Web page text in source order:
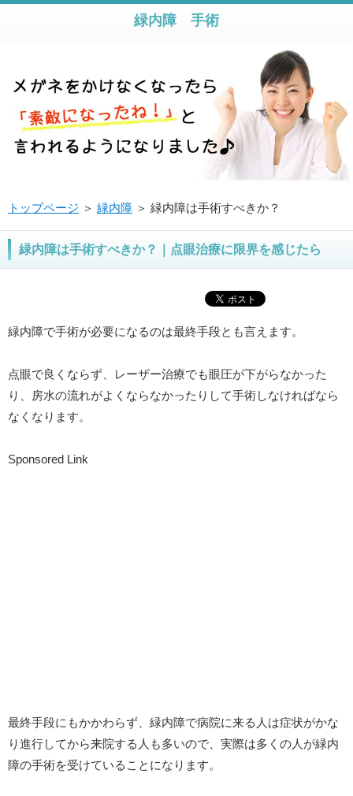
緑内障 手術
トップページ ＞ 緑内障 ＞ 緑内障は手術すべきか？
緑内障は手術すべきか？｜点眼治療に限界を感じたら
緑内障で手術が必要になるのは最終手段とも言えます。
点眼で良くならず、レーザー治療でも眼圧が下がらなかった
り、房水の流れがよくならなかったりして手術しなければなら
なくなります。
Sponsored Link
最終手段にもかかわらず、緑内障で病院に来る人は症状がかな
り進行してから来院する人も多いので、実際は多くの人が緑内
障の手術を受けていることになります。